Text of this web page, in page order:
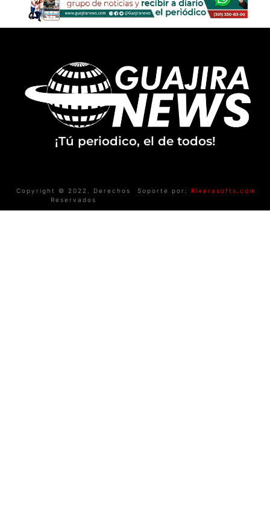
¡Tú periodico, el de todos!
Copyright © 2022. Derechos
Reservados
Soporte por: Riverasofts.com